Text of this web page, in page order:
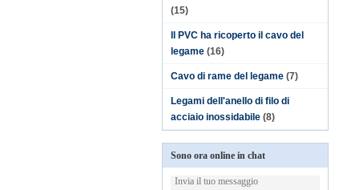
(15)
Il PVC ha ricoperto il cavo del
legame (16)
Cavo di rame del legame (7)
Legami dell'anello di filo di
acciaio inossidabile (8)
Sono ora online in chat